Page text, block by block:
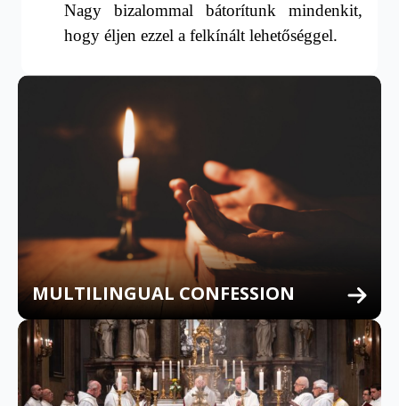
Nagy bizalommal bátorítunk mindenkit,
hogy éljen ezzel a felkínált lehetőséggel.
MULTILINGUAL CONFESSION